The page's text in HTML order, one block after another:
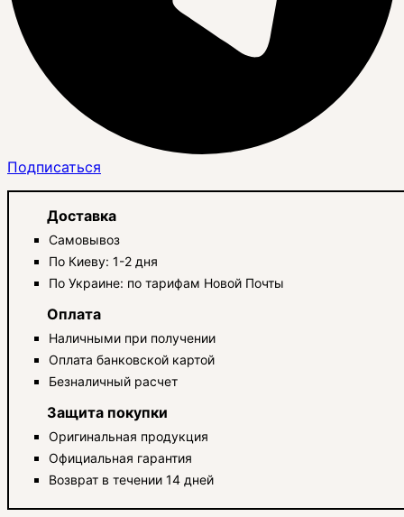
Подписаться
Доставка
Самовывоз
По Киеву: 1-2 дня
По Украине: по тарифам Новой Почты
Оплата
Наличными при получении
Оплата банковской картой
Безналичный расчет
Защита покупки
Оригинальная продукция
Официальная гарантия
Возврат в течении 14 дней